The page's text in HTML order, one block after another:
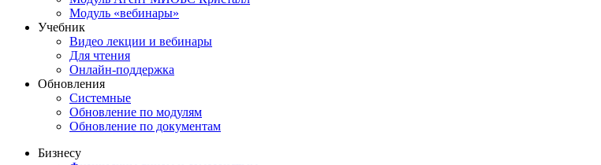
Модуль «вебинары»
Учебник
Видео лекции и вебинары
Для чтения
Онлайн-поддержка
Обновления
Системные
Обновление по модулям
Обновление по документам
Бизнесу